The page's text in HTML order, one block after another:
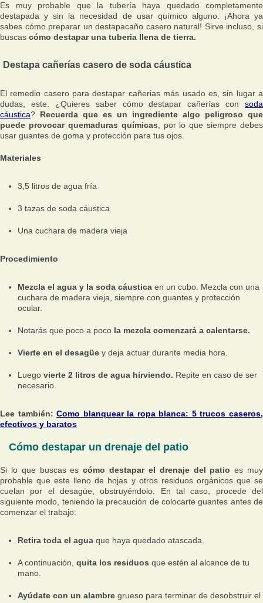
Es muy probable que la tubería haya quedado completamente
destapada y sin la necesidad de usar químico alguno. ¡Ahora ya
sabes cómo preparar un destapacaño casero natural! Sirve incluso, si
buscas cómo destapar una tuberia llena de tierra.
Destapa cañerías casero de soda cáustica
El remedio casero para destapar cañerias más usado es, sin lugar a
dudas, este. ¿Quieres saber cómo destapar cañerías con soda
cáustica? Recuerda que es un ingrediente algo peligroso que
puede provocar quemaduras químicas, por lo que siempre debes
usar guantes de goma y protección para tus ojos.
Materiales
3,5 litros de agua fría
3 tazas de soda cáustica
Una cuchara de madera vieja
Procedimiento
Mezcla el agua y la soda cáustica en un cubo. Mezcla con una
cuchara de madera vieja, siempre con guantes y protección
ocular.
Notarás que poco a poco la mezcla comenzará a calentarse.
Vierte en el desagüe y deja actuar durante media hora.
Luego vierte 2 litros de agua hirviendo. Repite en caso de ser
necesario.
Lee también:Como blanquear la ropa blanca: 5 trucos caseros,
efectivos y baratos
Cómo destapar un drenaje del patio
Si lo que buscas escómo destapar el drenaje del patio es muy
probable que este lleno de hojas y otros residuos orgánicos que se
cuelan por el desagüe, obstruyéndolo. En tal caso, procede del
siguiente modo, teniendo la precaución de colocarte guantes antes de
comenzar el trabajo:
Retira toda el agua que haya quedado atascada.
A continuación, quita los residuos que estén al alcance de tu
mano.
Ayúdate con un alambre grueso para terminar de desobstruir el